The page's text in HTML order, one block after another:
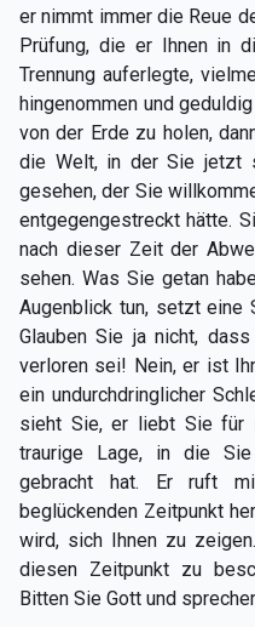
er nimmt immer die Reue
Prüfung, die er Ihnen in
Trennung auferlegte,
hingenommen und
von der Erde zu holen,
die Welt, in der Sie jetzt
gesehen, der Sie
entgegengestreckt hätte.
nach dieser Zeit der
sehen. Was Sie getan
Augenblick tun, setzt eine
Glauben Sie ja nicht,
verloren sei! Nein, er ist
ein undurchdringlicher
sieht Sie, er liebt Sie für
traurige Lage, in die
gebracht hat. Er ruft
beglückenden Zeitpunkt
wird, sich Ihnen zu
diesen Zeitpunkt zu
Bitten Sie Gott und